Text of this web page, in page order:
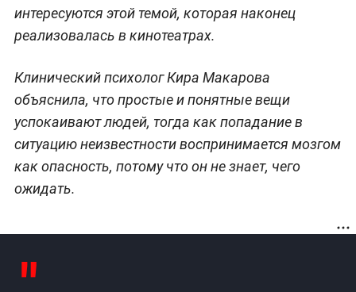
интересуются этой темой, которая наконец
реализовалась в кинотеатрах.
Клинический психолог Кира Макарова
объяснила, что простые и понятные вещи
успокаивают людей, тогда как попадание в
ситуацию неизвестности воспринимается мозгом
как опасность, потому что он не знает, чего
ожидать.